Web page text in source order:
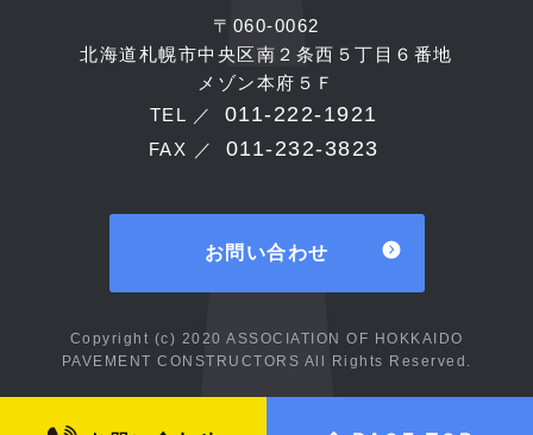
〒060-0062
北海道札幌市中央区南２条西５丁目６番地
メゾン本府５Ｆ
TEL ／
011-222-1921
FAX ／ 011-232-3823
お問い合わせ
Copyright (c) 2020 ASSOCIATION OF HOKKAIDO
PAVEMENT CONSTRUCTORS All Rights Reserved.